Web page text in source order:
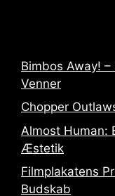
Bimbos Away! –
Venner
Chopper
Almost Human:
Æstetik
Filmplakatens
Budskab